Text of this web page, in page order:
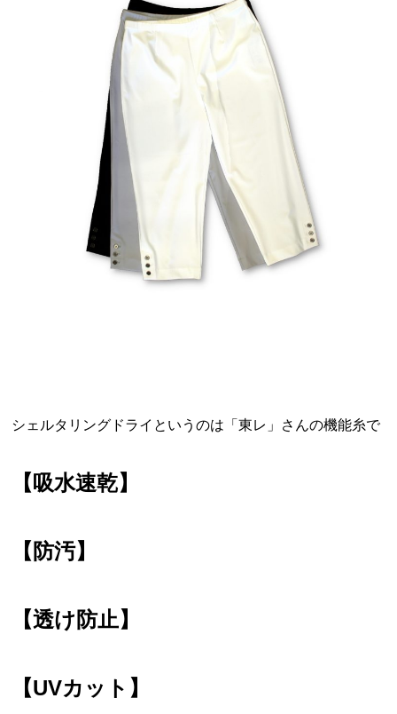
シェルタリングドライというのは「東レ」さんの機能糸で
【吸水速乾】
【防汚】
【透け防止】
【UVカット】